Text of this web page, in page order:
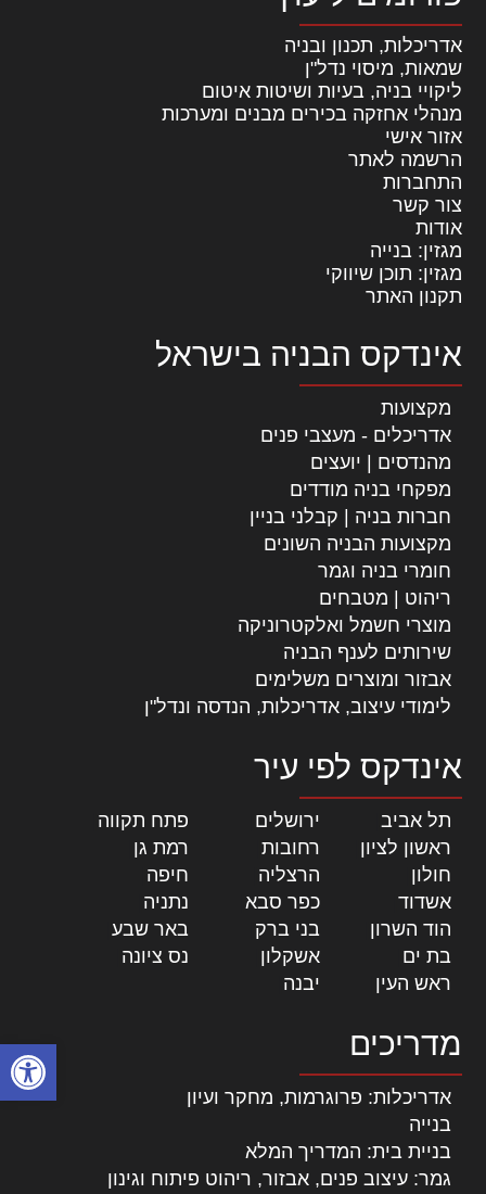
פתח
אדריכלות, תכנון ובניה
שמאות, מיסוי נדל"ן
ליקויי בניה, בעיות ושיטות איטום
מנהלי אחזקה בכירים מבנים ומערכות
אזור אישי
הרשמה לאתר
התחברות
צור קשר
אודות
מגזין: בנייה
מגזין: תוכן שיווקי
תקנון האתר
אינדקס הבניה בישראל
מקצועות
אדריכלים - מעצבי פנים
מהנדסים | יועצים
מפקחי בניה מודדים
חברות בניה | קבלני בניין
מקצועות הבניה השונים
חומרי בניה וגמר
ריהוט | מטבחים
מוצרי חשמל ואלקטרוניקה
שירותים לענף הבניה
אבזור ומוצרים משלימים
לימודי עיצוב, אדריכלות, הנדסה ונדל"ן
אינדקס לפי עיר
תל אביב ירושלים פתח תקווה
ראשון לציון
רחובות רמת גן
חולון
הרצליה חיפה
אשדוד
כפר סבא נתניה
הוד השרון
בני ברק באר שבע
בת ים
אשקלון נס ציונה
ראש העין
יבנה
מדריכים
אדריכלות: פרוגרמות, מחקר ועיון
בנייה
בניית בית: המדריך המלא
גמר: עיצוב פנים, אבזור, ריהוט פיתוח וגינון